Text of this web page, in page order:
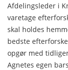
Afdelingsleder i
varetage
skal holdes
bedste
opgør med
Agnetes egen